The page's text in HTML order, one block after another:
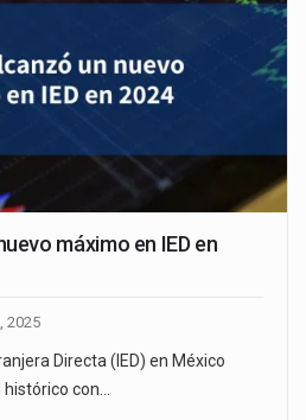
máximo en IED en
2025
Directa (IED) en México
con…